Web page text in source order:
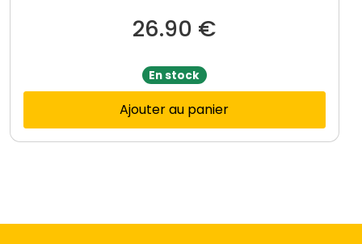
26.90 €
En stock
Ajouter au panier